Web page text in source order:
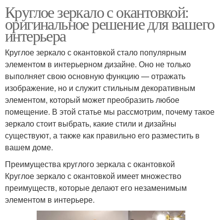
Круглое зеркало с окантовкой:
оригинальное решение для вашего
интерьера
Круглое зеркало с окантовкой стало популярным
элементом в интерьерном дизайне. Оно не только
выполняет свою основную функцию — отражать
изображение, но и служит стильным декоративным
элементом, который может преобразить любое
помещение. В этой статье мы рассмотрим, почему такое
зеркало стоит выбрать, какие стили и дизайны
существуют, а также как правильно его разместить в
вашем доме.
Преимущества круглого зеркала с окантовкой
Круглое зеркало с окантовкой имеет множество
преимуществ, которые делают его незаменимым
элементом в интерьере.